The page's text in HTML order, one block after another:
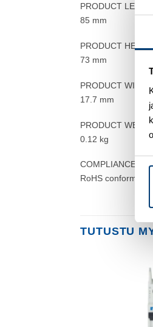
PRODUCT
85 mm
PRODUCT HEIGHT
73 mm
PRODUCT WIDTH
17.7 mm
PRODUCT
0.12 kg
COMPLIANCES
RoHS conform
TUTUSTU